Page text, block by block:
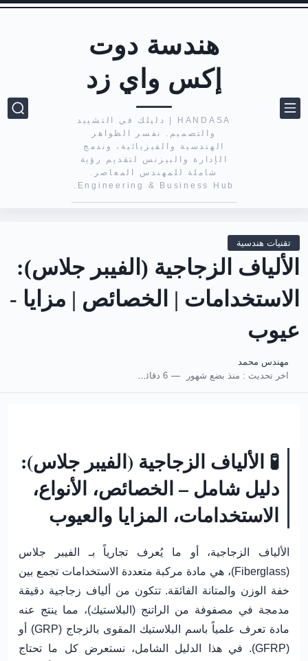
هندسة دوت
إكس واي زد
HANDASA | دليلك في التشييد
والتصميم. نفسر الظواهر
الهندسية والفيزيائية، وندمج
الإدارة والبيزنس لتقديم رؤية
شاملة للمهندس المعاصر.
Engineering & Business Hub.
تقنيات هندسية
الألياف الزجاجية (الفيبر جلاس):
الاستخدامات | الخصائص | مزايا -
عيوب
مهندس محمد
اخر تحديث : منذ بضع شهور 6 دقائق للقراءة
🧪 الألياف الزجاجية (الفيبر جلاس):
دليل شامل – الخصائص، الأنواع،
الاستخدامات، المزايا والعيوب
الألياف الزجاجية، أو ما يُعرف تجارياً بـ
الفيبر جلاس
(Fiberglass)
، هي مادة مركبة متعددة الاستخدامات تجمع بين
خفة الوزن والمتانة الفائقة. تتكون من ألياف زجاجية دقيقة
مدمجة في مصفوفة من الراتنج (البلاستيك)، مما ينتج عنه
مادة تعرف علمياً باسم
البلاستيك المقوى بالزجاج (GRP) أو
(GFRP)
. في هذا الدليل الشامل، نستعرض كل ما تحتاج